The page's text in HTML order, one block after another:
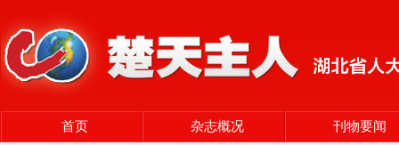
首页 杂志概况 刊物要闻